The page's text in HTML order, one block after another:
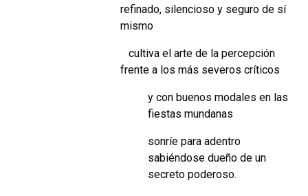
refinado, silencioso y seguro de sí
mismo
cultiva el arte de la percepción
frente a los más severos críticos
y con buenos modales en las
fiestas mundanas
sonríe para adentro
sabiéndose dueño de un
secreto poderoso.